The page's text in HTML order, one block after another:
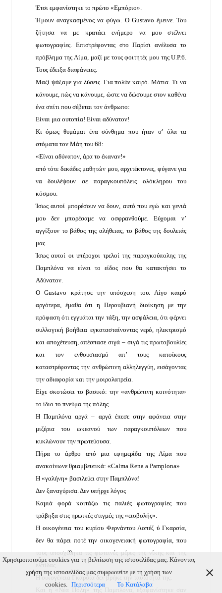
Έτσι εμφανίστηκε το πρώτο «Εμπόριο».
Ήμουν αναγκασμένος να φύγω. Ο Gustavo έμεινε. Του
ζήτησα να με κρατάει ενήμερο να μου στέλνει
φωτογραφίες. Επιστρέφοντας στο Παρίσι ανέλυσα το
πρόβλημα της Λίμα, μαζί με τους φοιτητές μου της U.P.6.
Τους έδειξα διαφάνειες.
Μαζί ψάξαμε για λύσεις. Για πολύν καιρό. Μάτια. Τι να
κάνουμε, πώς να κάνουμε, ώστε να δώσουμε στον καθένα
ένα σπίτι που σέβεται τον άνθρωπο:
Είναι μια ουτοπία! Είναι αδύνατον!
Κι όμως θυμάμαι ένα σύνθημα που ήταν σ’ όλα τα
στόματα τον Μάη του 68:
«Είναι αδύνατον, άρα το έκαναν!»
από τότε δεκάδες μαθητών μου, αρχιτέκτονες, φύγανε για
να δουλέψουν σε παραγκουπόλεις ολόκληρου του
κόσμου.
Ίσως αυτοί μπορέσουν να δουν, αυτό που εγώ και γενιά
μου δεν μπορέσαμε να οσφρανθούμε. Εύχομαι ν’
αγγίξουν το βάθος της αλήθειας, το βάθος της δουλειάς
μας.
Ίσως αυτοί οι υπέροχοι τρελοί της παραγκούπολης της
Παμπλόνα να είναι το είδος που θα κατακτήσει το
Αδύνατον.
Ο Gustavo κράτησε την υπόσχεση του. Λίγο καιρό
αργότερα, έμαθα ότι η Περουβιανή διοίκηση με την
πρόφαση ότι εγγυάται την τάξη, την ασφάλεια, ότι φέρνει
συλλογική βοήθεια εγκατασταίνοντας νερό, ηλεκτρισμό
και αποχέτευση, απέσπασε σιγά – σιγά τις πρωτοβουλίες
και τον ενθουσιασμό απ’ τους κατοίκους
καταστρέφοντας την ανθρώπινη αλληλεγγύη, εισάγοντας
την αδιαφορία και την μοιρολατρεία.
Είχε σκοτώσει το βασικό: την «ανθρώπινη κοινότητα»
το ίδιο το πνεύμα της πόλης.
Η Παμπλόνα αργά – αργά έπεσε στην αφάνεια στην
μιζέρια του ωκεανού των παραγκουπόλεων που
κυκλώνουν την πρωτεύουσα.
Πήρα το άρθρο από μια εφημερίδα της Λίμα που
ανακοίνωνε θριαμβευτικά: «Calma Rena a Pamplona»
Η «γαλήνη» βασιλεύει στην Παμπλόνα!
Δεν ξαναγύρισα. Δεν υπήρχε λόγος
Καμιά φορά κοιτάζω τις παλιές φωτογραφίες που
τράβηξα στις ηρωικές στιγμές της «εισβολής».
Η οικογένεια του κυρίου Φερνάντου Λοπέζ ύ Γκαρσία,
δεν θα πάρει ποτέ την οικογενειακή φωτογραφία, που
τους υποσχέθηκα τις φωτεινές μέρες της νίκης και της
ελπίδας.
Η οικογένεια Γκαρσία δεν βρήκε την ταυτότητα της.
Και η «Νέα Πόλη» της Παμπλόνα, εξαφανίστηκε σαν
Χρησιμοποιούμε cookies για τη βελτίωση της ιστοσελίδας μας. Κάνοντας
χρήση της ιστοσελίδας μας συμφωνείτε με τη χρήση των
cookies.
Περισσότερα Το Κατάλαβα